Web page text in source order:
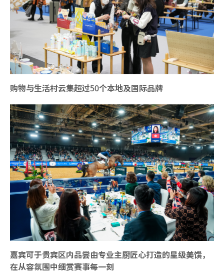
购物与生活村云集超过50个本地及国际品牌
嘉宾可于贵宾区内品尝由专业主厨匠心打造的星级美馔，
在从容氛围中细赏赛事每一刻